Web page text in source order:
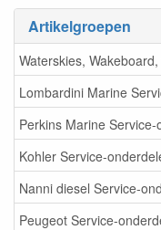
Artikelgroepen
Waterskies,
Lombardini Marine
Perkins Marine Service-
Kohler Service-
Nanni diesel Service-
Peugeot Service-